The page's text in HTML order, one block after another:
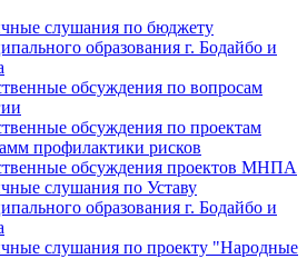
слушания по бюджету
образования г. Бодайбо и
обсуждения по вопросам
обсуждения по проектам
профилактики рисков
обсуждения проектов МНПА
слушания по Уставу
образования г. Бодайбо и
слушания по проекту "Народные